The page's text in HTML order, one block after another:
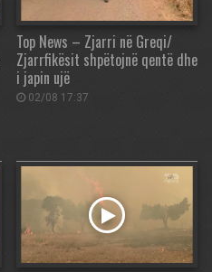
Top News – Zjarri në Greqi/
Zjarrfikësit shpëtojnë qentë dhe
i japin ujë
02/08 17:37